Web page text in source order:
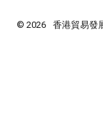
© 2026 香港貿易發